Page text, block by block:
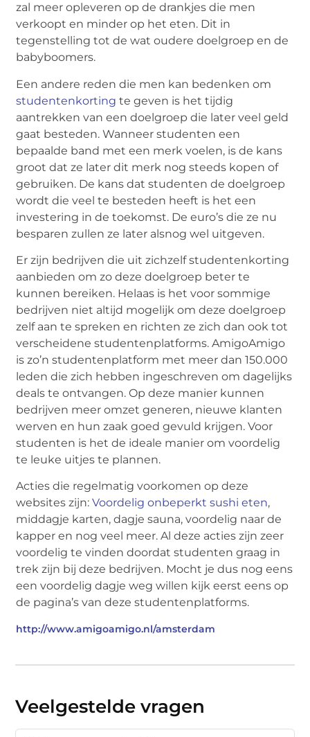
zal meer opleveren op de drankjes die men
verkoopt en minder op het eten. Dit in
tegenstelling tot de wat oudere doelgroep en de
babyboomers.
Een andere reden die men kan bedenken om
studentenkorting te geven is het tijdig
aantrekken van een doelgroep die later veel geld
gaat besteden. Wanneer studenten een
bepaalde band met een merk voelen, is de kans
groot dat ze later dit merk nog steeds kopen of
gebruiken. De kans dat studenten de doelgroep
wordt die veel te besteden heeft is het een
investering in de toekomst. De euro’s die ze nu
besparen zullen ze later alsnog wel uitgeven.
Er zijn bedrijven die uit zichzelf studentenkorting
aanbieden om zo deze doelgroep beter te
kunnen bereiken. Helaas is het voor sommige
bedrijven niet altijd mogelijk om deze doelgroep
zelf aan te spreken en richten ze zich dan ook tot
verscheidene studentenplatforms. AmigoAmigo
is zo’n studentenplatform met meer dan 150.000
leden die zich hebben ingeschreven om dagelijks
deals te ontvangen. Op deze manier kunnen
bedrijven meer omzet generen, nieuwe klanten
werven en hun zaak goed gevuld krijgen. Voor
studenten is het de ideale manier om voordelig
te leuke uitjes te plannen.
Acties die regelmatig voorkomen op deze
websites zijn:Voordelig onbeperkt sushi eten,
middagje karten, dagje sauna, voordelig naar de
kapper en nog veel meer. Al deze acties zijn zeer
voordelig te vinden doordat studenten graag in
trek zijn bij deze bedrijven. Mocht je dus nog eens
een voordelig dagje weg willen kijk eerst eens op
de pagina’s van deze studentenplatforms.
http://www.amigoamigo.nl/amsterdam
Veelgestelde vragen